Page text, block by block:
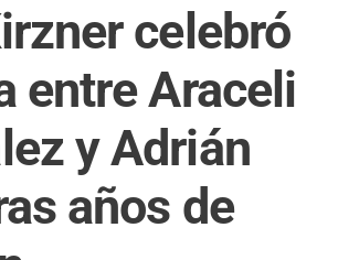
celebró
entre Araceli
y Adrián
años de